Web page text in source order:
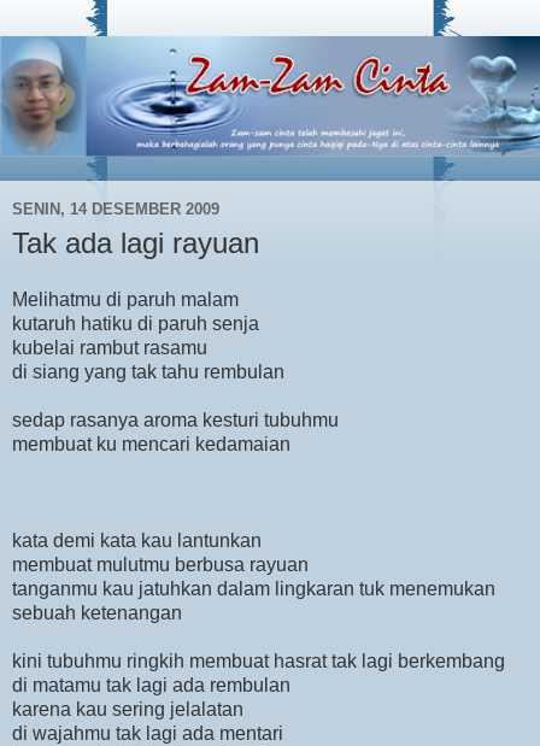
SENIN, 14 DESEMBER 2009
Tak ada lagi rayuan
Melihatmu di paruh malam
kutaruh hatiku di paruh senja
kubelai rambut rasamu
di siang yang tak tahu rembulan
sedap rasanya aroma kesturi tubuhmu
membuat ku mencari kedamaian
kata demi kata kau lantunkan
membuat mulutmu berbusa rayuan
tanganmu kau jatuhkan dalam lingkaran tuk menemukan
sebuah ketenangan
kini tubuhmu ringkih membuat hasrat tak lagi berkembang
di matamu tak lagi ada rembulan
karena kau sering jelalatan
di wajahmu tak lagi ada mentari